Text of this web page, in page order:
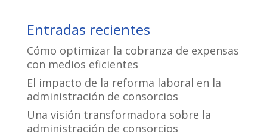
Entradas recientes
Cómo optimizar la cobranza de expensas
con medios eficientes
El impacto de la reforma laboral en la
administración de consorcios
Una visión transformadora sobre la
administración de consorcios